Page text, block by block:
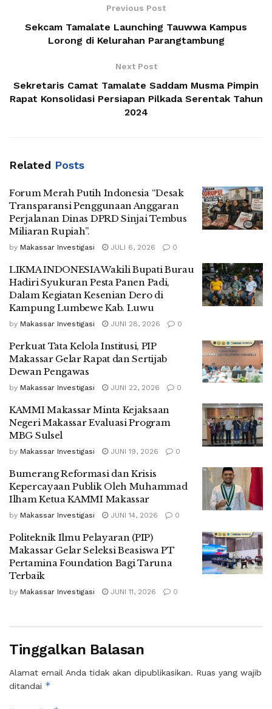
Previous Post
Sekcam Tamalate Launching Tauwwa Kampus
Lorong di Kelurahan Parangtambung
Next Post
Sekretaris Camat Tamalate Saddam Musma Pimpin
Rapat Konsolidasi Persiapan Pilkada Serentak Tahun
2024
Related Posts
Forum Merah Putih Indonesia “Desak
Transparansi Penggunaan Anggaran
Perjalanan Dinas DPRD Sinjai Tembus
Miliaran Rupiah”.
by Makassar Investigasi JULI 6, 2026 0
LIKMA INDONESIA Wakili Bupati Burau
Hadiri Syukuran Pesta Panen Padi,
Dalam Kegiatan Kesenian Dero di
Kampung Lumbewe Kab. Luwu
by Makassar Investigasi JUNI 28, 2026 0
Perkuat Tata Kelola Institusi, PIP
Makassar Gelar Rapat dan Sertijab
Dewan Pengawas
by Makassar Investigasi JUNI 22, 2026 0
KAMMI Makassar Minta Kejaksaan
Negeri Makassar Evaluasi Program
MBG Sulsel
by Makassar Investigasi JUNI 19, 2026 0
Bumerang Reformasi dan Krisis
Kepercayaan Publik Oleh Muhammad
Ilham Ketua KAMMI Makassar
by Makassar Investigasi JUNI 14, 2026 0
Politeknik Ilmu Pelayaran (PIP)
Makassar Gelar Seleksi Beasiswa PT
Pertamina Foundation Bagi Taruna
Terbaik
by Makassar Investigasi JUNI 11, 2026 0
Tinggalkan Balasan
Alamat email Anda tidak akan dipublikasikan. Ruas yang wajib
ditandai *